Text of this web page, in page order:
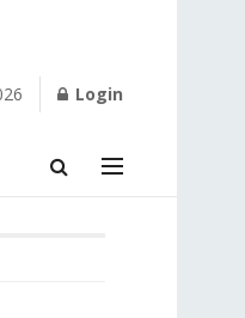
Login